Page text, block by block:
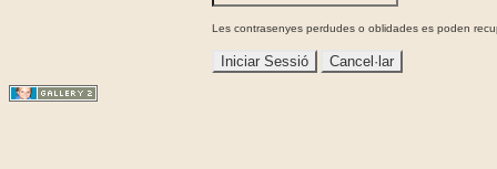
Les contrasenyes perdudes o oblidades es poden